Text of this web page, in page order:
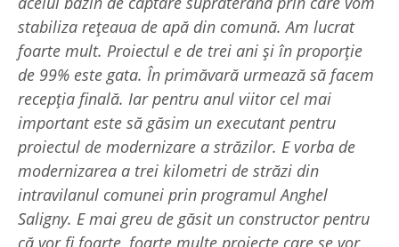
stabiliza rețeaua de apă din comună. Am lucrat
foarte mult. Proiectul e de trei ani și în proporție
de 99% este gata. În primăvară urmează să facem
recepția finală. Iar pentru anul viitor cel mai
important este să găsim un executant pentru
proiectul de modernizare a străzilor. E vorba de
modernizarea a trei kilometri de străzi din
intravilanul comunei prin programul Anghel
Saligny. E mai greu de găsit un constructor pentru
că vor fi foarte, foarte multe proiecte care se vor